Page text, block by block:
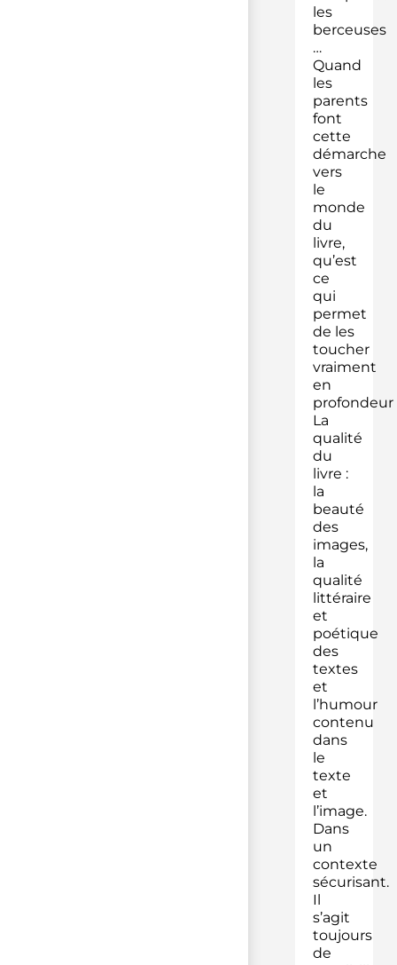
les
berceuses
…
Quand
les
parents
font
cette
démarche
vers
le
monde
du
livre,
qu’est
ce
qui
permet
de les
toucher
vraiment
en
profondeur
La
qualité
du
livre :
la
beauté
des
images,
la
qualité
littéraire
et
poétique
des
textes
et
l’humour
contenu
dans
le
texte
et
l’image.
Dans
un
contexte
sécurisant.
Il
s’agit
toujours
de